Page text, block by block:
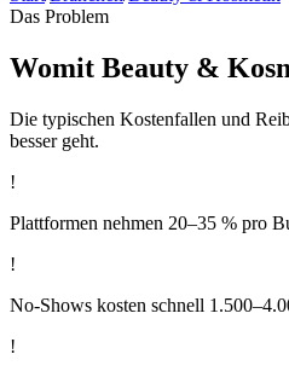
Das Problem
Womit Beauty &
Die typischen Kostenfallen und
besser geht.
!
Plattformen nehmen 20–35 % pro
!
No-Shows kosten schnell
!